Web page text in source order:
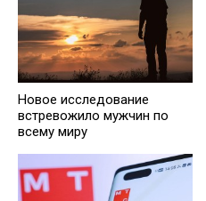
Новое исследование
встревожило мужчин по
всему миру